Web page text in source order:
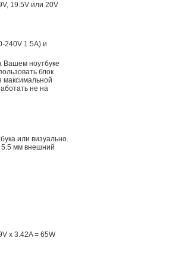
19.5V или 20V
240V 1.5A) и
Вашем ноутбуке
блок
максимальной
не на
или визуально.
5.5 мм внешний
x 3.42A = 65W